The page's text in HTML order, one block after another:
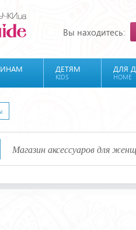
Вы находитесь:
ДЕТЯМ
KIDS
ДЛЯ
HOME
Магазин аксессуаров для